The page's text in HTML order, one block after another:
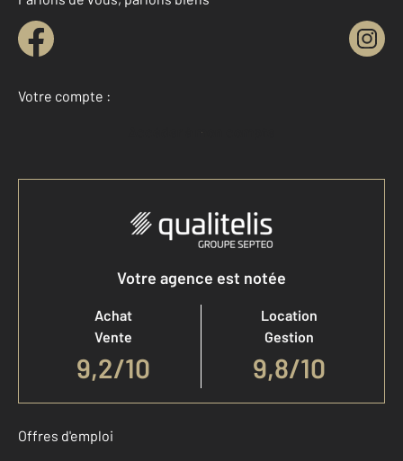
Votre compte :
Accéder à mon compte
Votre agence est notée
Achat
Vente
9,2/10
Location
Gestion
9,8/10
Offres d'emploi